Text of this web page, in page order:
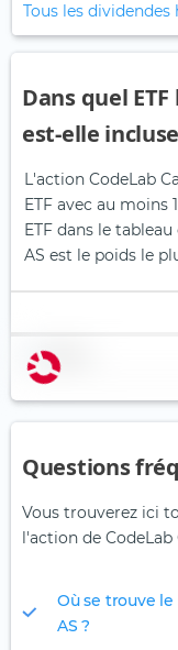
Tous les
Dans quel
est-elle
L'action CodeLab
ETF avec au moins
ETF dans le tableau
AS est le poids le
Nom
Questions
Vous trouverez ici
l'action de CodeLab
Où se trouve le
AS ?